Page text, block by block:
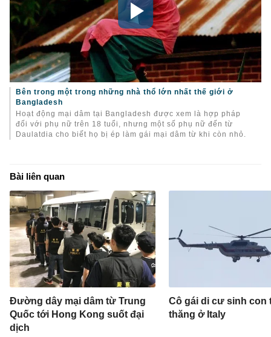
Bên trong một trong những nhà thổ lớn nhất thế giới ở
Bangladesh
Hoạt động mại dâm tại Bangladesh được xem là hợp pháp
đối với phụ nữ trên 18 tuổi, nhưng một số phụ nữ đến từ
Daulatdia cho biết họ bị ép làm gái mại dâm từ khi còn nhỏ.
Bài liên quan
Đường dây mại dâm từ Trung
Quốc tới Hong Kong suốt đại
dịch
Cô gái di cư sinh con
thăng ở Italy